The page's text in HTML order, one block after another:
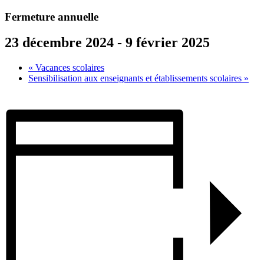
Fermeture annuelle
23 décembre 2024 - 9 février 2025
« Vacances scolaires
Sensibilisation aux enseignants et établissements scolaires »